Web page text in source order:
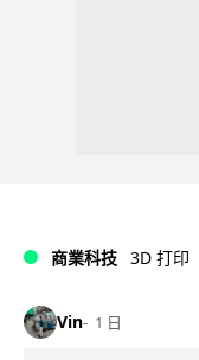
商業科技 3D 打印
Vin 1 日